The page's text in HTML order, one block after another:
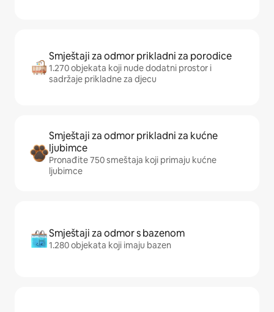
Smještaji za odmor prikladni za porodice
1.270 objekata koji nude dodatni prostor i
sadržaje prikladne za djecu
Smještaji za odmor prikladni za kućne
ljubimce
Pronađite 750 smeštaja koji primaju kućne
ljubimce
Smještaji za odmor s bazenom
1.280 objekata koji imaju bazen